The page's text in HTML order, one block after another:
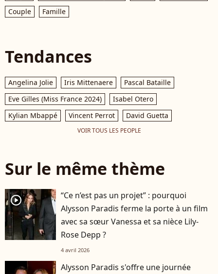
Couple
Famille
Tendances
Angelina Jolie Iris Mittenaere
Pascal Bataille
Eve Gilles (Miss France 2024)
Isabel Otero
Kylian Mbappé
Vincent Perrot David Guetta
VOIR TOUS LES PEOPLE
Sur le même thème
player2
“Ce n’est pas un projet” : pourquoi
Alysson Paradis ferme la porte à un film
avec sa sœur Vanessa et sa nièce Lily-
Rose Depp ?
4 avril 2026
Alysson Paradis s'offre une journée